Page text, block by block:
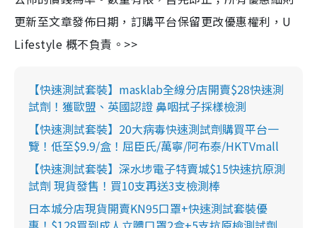
更新至文章發佈日期，訂購平台保留更改優惠權利，U
Lifestyle 概不負責。>>
【快速測試套裝】masklab全線分店開賣$28快速測
試劑！獲歐盟、英國認證 鼻咽拭子採樣檢測
【快速測試套裝】20大病毒快速測試劑購買平台一
覽！低至$9.9/盒！屈臣氏/萬寧/阿布泰/HKTVmall
【快速測試套裝】深水埗電子特賣城$15快速抗原測
試劑 現貨發售！買10支再送3支檢測棒
日本城分店現貨開賣KN95口罩+快速測試套裝優